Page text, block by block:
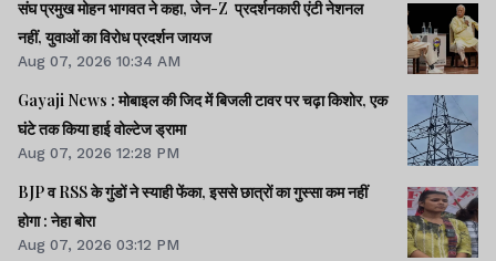
संघ प्रमुख मोहन भागवत ने कहा, जेन-Z प्रदर्शनकारी एंटी नेशनल
नहीं, युवाओं का विरोध प्रदर्शन जायज
Aug 07, 2026 10:34 AM
Gayaji News : मोबाइल की जिद में बिजली टावर पर चढ़ा किशोर, एक
घंटे तक किया हाई वोल्टेज ड्रामा
Aug 07, 2026 12:28 PM
BJP व RSS के गुंडों ने स्याही फेंका, इससे छात्रों का गुस्सा कम नहीं
होगा : नेहा बोरा
Aug 07, 2026 03:12 PM